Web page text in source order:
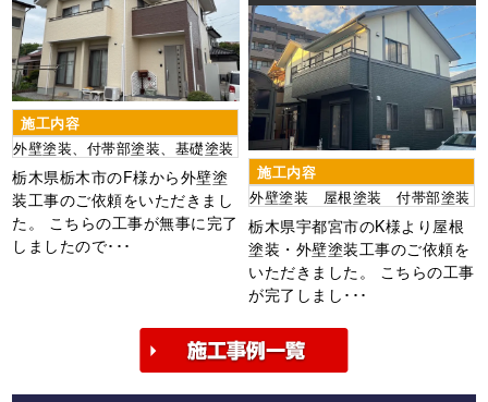
施工内容
外壁塗装、付帯部塗装、基礎塗装
栃木県栃木市のF様から外壁塗
装工事のご依頼をいただきまし
た。 こちらの工事が無事に完了
しましたので･･･
施工内容
外壁塗装 屋根塗装 付帯部塗装
栃木県宇都宮市のK様より屋根
塗装・外壁塗装工事のご依頼を
いただきました。 こちらの工事
が完了しまし･･･